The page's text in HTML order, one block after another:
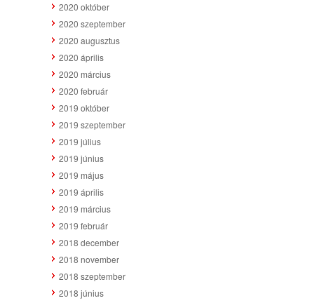
2020 október
2020 szeptember
2020 augusztus
2020 április
2020 március
2020 február
2019 október
2019 szeptember
2019 július
2019 június
2019 május
2019 április
2019 március
2019 február
2018 december
2018 november
2018 szeptember
2018 június